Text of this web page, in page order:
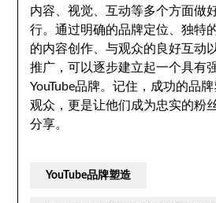
内容、视觉、互动等多个方面做
行。通过明确的品牌定位、独特
的内容创作、与观众的良好互动
推广，可以逐步建立起一个具有
YouTube品牌。记住，成功的品
观众，更是让他们成为忠实的粉
分享。
YouTube品牌塑造